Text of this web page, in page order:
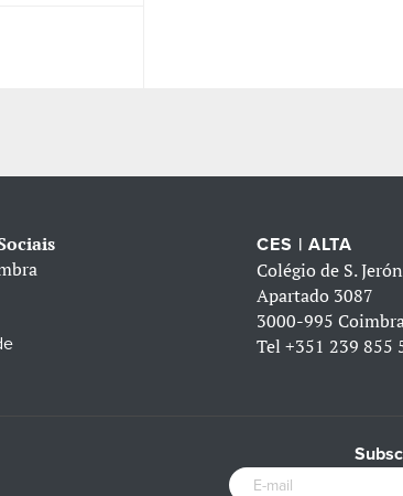
CES | ALTA
Colégio de S.
Apartado 3087
3000-995
Tel+351 239 855